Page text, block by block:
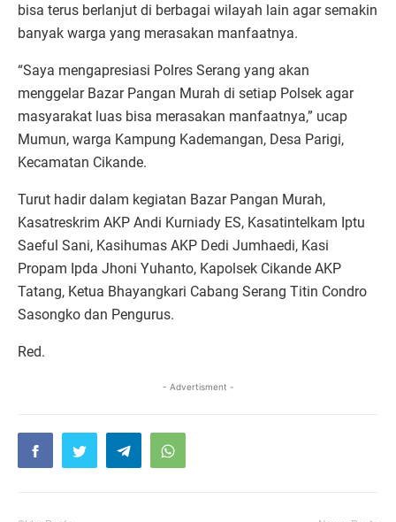
bisa terus berlanjut di berbagai wilayah lain agar semakin
banyak warga yang merasakan manfaatnya.
“Saya mengapresiasi Polres Serang yang akan
menggelar Bazar Pangan Murah di setiap Polsek agar
masyarakat luas bisa merasakan manfaatnya,” ucap
Mumun, warga Kampung Kademangan, Desa Parigi,
Kecamatan Cikande.
Turut hadir dalam kegiatan Bazar Pangan Murah,
Kasatreskrim AKP Andi Kurniady ES, Kasatintelkam Iptu
Saeful Sani, Kasihumas AKP Dedi Jumhaedi, Kasi
Propam Ipda Jhoni Yuhanto, Kapolsek Cikande AKP
Tatang, Ketua Bhayangkari Cabang Serang Titin Condro
Sasongko dan Pengurus.
Red.
- Advertisment -